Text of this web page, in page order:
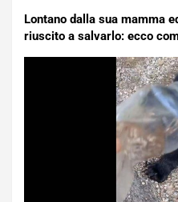
Lontano dalla sua mamma
riuscito a salvarlo: ecco